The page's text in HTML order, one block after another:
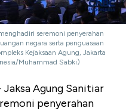
seremoni penyerahan
negara serta penguasaan
Kejaksaan Agung, Jakarta
Muhammad Sabki)
Jaksa Agung Sanitiar
penyerahan